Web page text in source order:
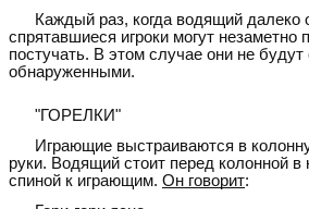
Каждый раз, когда водящий далеко
спрятавшиеся игроки могут незаметно
постучать. В этом случае они не будут
обнаруженными.
"ГОРЕЛКИ"
Играющие выстраиваются в
руки. Водящий стоит перед колонной в
спиной к играющим. Он говорит: